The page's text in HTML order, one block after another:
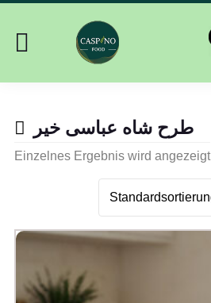
طرح شاه عباسی خیر
Einzelnes Ergebnis wird angezeigt